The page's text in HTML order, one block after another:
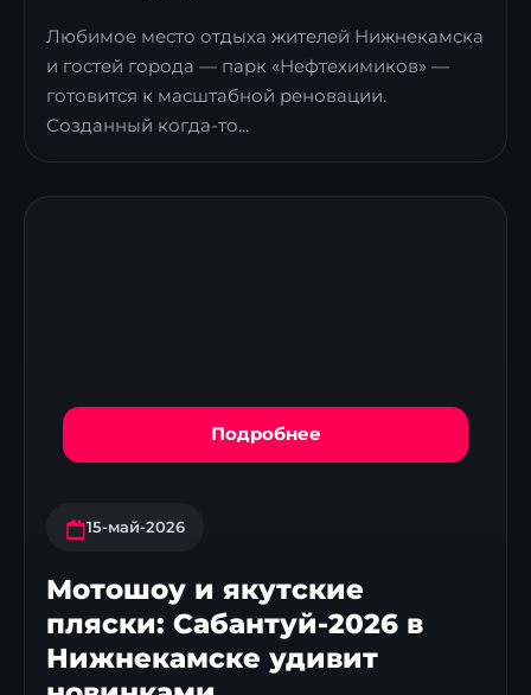
Любимое место отдыха жителей Нижнекамска
и гостей города — парк «Нефтехимиков» —
готовится к масштабной реновации.
Созданный когда-то...
Подробнее
15-май-2026
Мотошоу и якутские
пляски: Сабантуй-2026 в
Нижнекамске удивит